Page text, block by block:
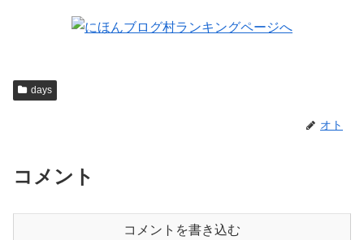
days
オト
コメント
コメントを書き込む